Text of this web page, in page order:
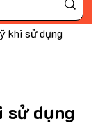
khi sử dụng
sử dụng